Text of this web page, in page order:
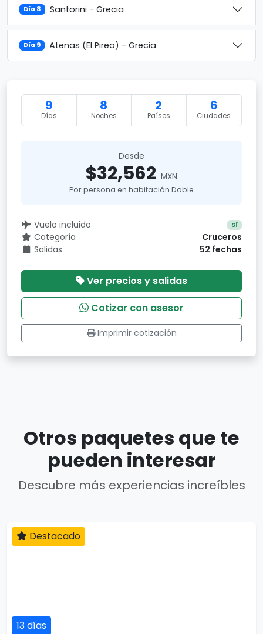
Día 8 Santorini - Grecia
Día 9 Atenas (El Pireo) - Grecia
9
Días
8
Noches
2
Países
6
Ciudades
Desde
$32,562 MXN
Por persona en habitación Doble
Vuelo incluido Sí
Categoría
Cruceros
Salidas
52 fechas
Ver precios y salidas
Cotizar con asesor
Imprimir cotización
Otros paquetes que te
pueden interesar
Descubre más experiencias increíbles
13 días
Destacado